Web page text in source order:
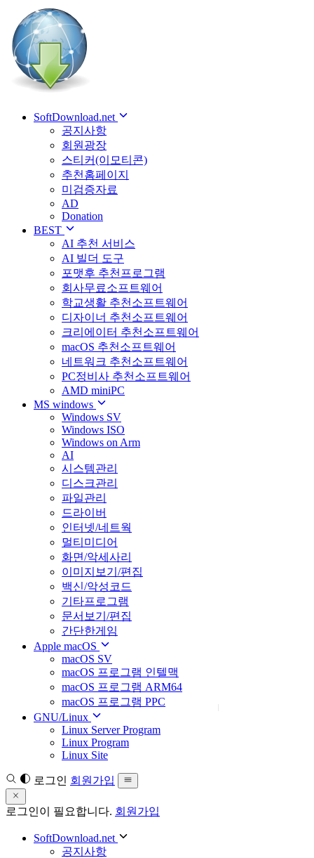
SoftDownload.net
공지사항
회원광장
스티커(이모티콘)
추천홈페이지
미검증자료
AD
Donation
BEST
AI 추천 서비스
AI 빌더 도구
포맷후 추천프로그램
회사무료소프트웨어
학교생활 추천소프트웨어
디자이너 추천소프트웨어
크리에이터 추천소프트웨어
macOS 추천소프트웨어
네트워크 추천소프트웨어
PC정비사 추천소프트웨어
AMD miniPC
MS windows
Windows SV
Windows ISO
Windows on Arm
AI
시스템관리
디스크관리
파일관리
드라이버
인터넷/네트웍
멀티미디어
화면/악세사리
이미지보기/편집
백신/악성코드
기타프로그램
문서보기/편집
간단한게임
Apple macOS
macOS SV
macOS 프로그램 인텔맥
macOS 프로그램 ARM64
macOS 프로그램 PPC
GNU/Linux
Linux Server Program
Linux Program
Linux Site
로그인 회원가입
로그인이 필요합니다. 회원가입
SoftDownload.net
공지사항